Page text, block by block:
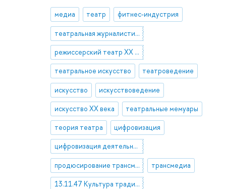
медиа театр фитнес-индустрия
театральная журналистика
режиссерский театр ХХ века
театральное искусство театроведение
искусство искусствоведение
искусство ХХ века театральные мемуары
теория театра цифровизация
цифровизация деятельности музеев
продюсирование трансмедиа трансмедиа
13.11.47 Культура традиционная и современная